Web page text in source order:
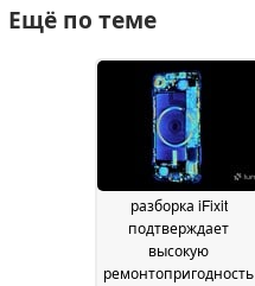
Ещё по теме
разборка iFixit
подтверждает
высокую
ремонтопригодность